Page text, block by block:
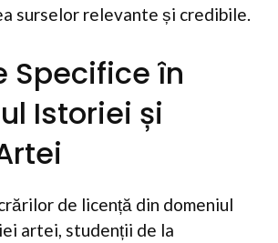
surselor relevante și credibile.
Specifice în
Istoriei și
de licență din domeniul
artei, studenții de la